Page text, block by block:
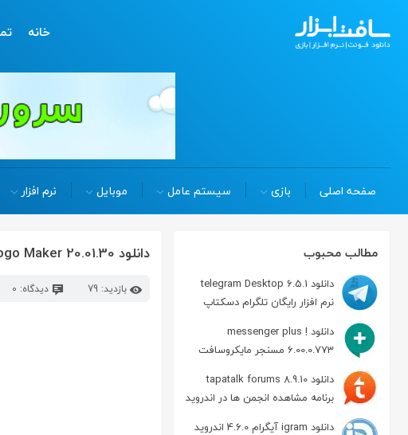
خانه
صفحه اصلی بازی سیستم عامل موبایل نرم افزار
مطالب محبوب
دانلود telegram Desktop 6.5.1
نرم افزار رایگان تلگرام دسکتاپ
دانلود messenger plus !
6.00.0.773 مسنجر مایکروسافت
دانلود tapatalk forums 8.9.10
برنامه مشاهده انجمن ها در اندروید
دانلود igram آیگرام 4.6.0 اندروید
دانلود Aurora 3D Text & Logo Maker 20.01.30 نرم افزار ساخت لوگو و نوشته 3 بعدی
بازدید: 79 دیدگاه: 0